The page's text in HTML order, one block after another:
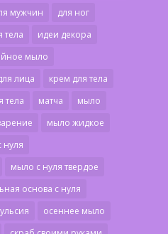
мужчин
для ног
тела
идеи декора
мыло
лица
крем для тела
тела матча
мыло
мыло жидкое
нуля
мыло с нуля твердое
основа с нуля
осеннее мыло